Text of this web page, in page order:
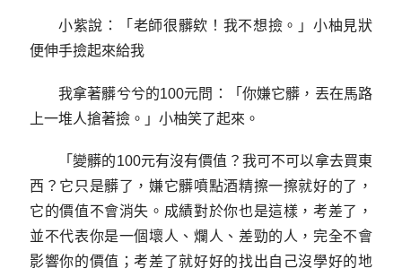
小紫說：「老師很髒欸！我不想撿。」小柚見狀
便伸手撿起來給我
我拿著髒兮兮的100元問：「你嫌它髒，丟在馬路
上一堆人搶著撿。」小柚笑了起來。
「變髒的100元有沒有價值？我可不可以拿去買東
西？它只是髒了，嫌它髒噴點酒精擦一擦就好的了，
它的價值不會消失。成績對於你也是這樣，考差了，
並不代表你是一個壞人、爛人、差勁的人，完全不會
影響你的價值；考差了就好好的找出自己沒學好的地